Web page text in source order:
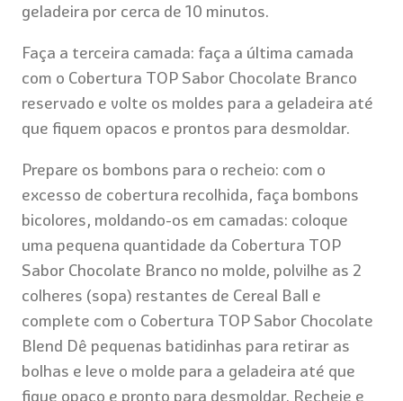
geladeira por cerca de 10 minutos.
Faça a terceira camada: faça a última camada
com o Cobertura TOP Sabor Chocolate Branco
reservado e volte os moldes para a geladeira até
que fiquem opacos e prontos para desmoldar.
Prepare os bombons para o recheio: com o
excesso de cobertura recolhida, faça bombons
bicolores, moldando-os em camadas: coloque
uma pequena quantidade da Cobertura TOP
Sabor Chocolate Branco no molde, polvilhe as 2
colheres (sopa) restantes de Cereal Ball e
complete com o Cobertura TOP Sabor Chocolate
Blend Dê pequenas batidinhas para retirar as
bolhas e leve o molde para a geladeira até que
fique opaco e pronto para desmoldar. Recheie e